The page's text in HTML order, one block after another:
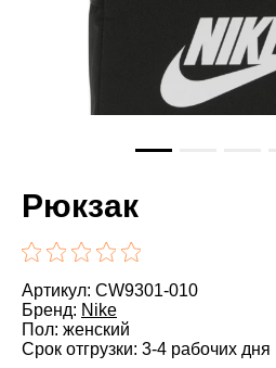
Рюкзак
Артикул: CW9301-010
Бренд: Nike
Пол: женский
Срок отгрузки: 3-4 рабочих дня